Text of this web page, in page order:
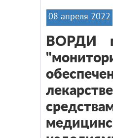
ВОРДИ
08 апреля 2022